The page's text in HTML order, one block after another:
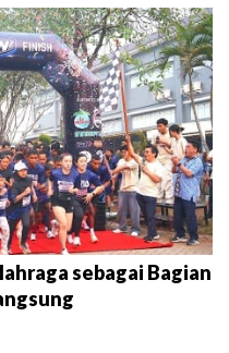
sebagai Bagian